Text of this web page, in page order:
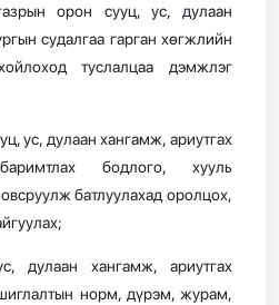
орон сууц, ус, дулаан
судалгаа гарган хөгжлийн
туслалцаа дэмжлэг
ус, дулаан хангамж, ариутгах
бодлого, хууль
батлуулахад оролцох,
дулаан хангамж, ариутгах
норм, дүрэм, журам,